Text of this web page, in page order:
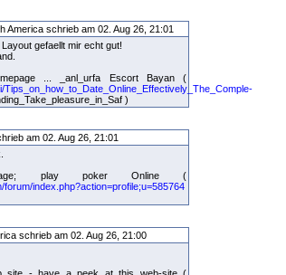
America schrieb am 02. Aug 26, 21:01
gefaellt mir echt gut!
... _anl_urfa Escort Bayan (
Tips_on_how_to_Date_Online_Effectively_The_Comple-
)
am 02. Aug 26, 21:01
play poker Online (
index.php?action=profile;u=585764
schrieb am 02. Aug 26, 21:00